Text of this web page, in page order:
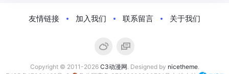
友情链接 加入我们 联系留言 关于我们
Copyright © 2011-2026 C3动漫网. Designed by nicetheme.